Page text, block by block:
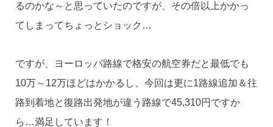
るのかな～と思っていたのですが、その倍以上かかっ
てしまってちょっとショック…
ですが、ヨーロッパ路線で格安の航空券だと最低でも
10万～12万ほどはかかるし、今回は更に1路線追加＆往
路到着地と復路出発地が違う路線で45,310円ですか
ら…満足しています！